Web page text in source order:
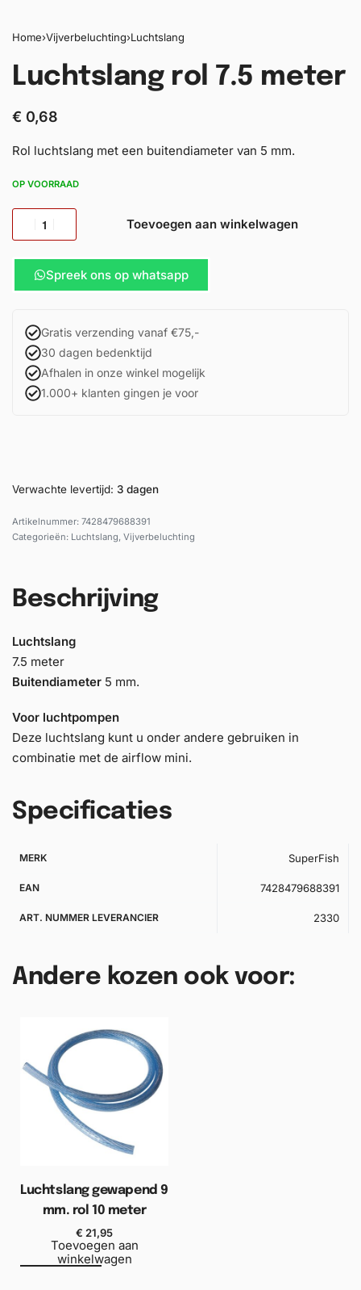
Home›Vijverbeluchting›Luchtslang
Luchtslang rol 7.5 meter
€ 0,68
Rol luchtslang met een buitendiameter van 5 mm.
OP VOORRAAD
Toevoegen aan winkelwagen
Spreek ons op whatsapp
Gratis verzending vanaf €75,-
30 dagen bedenktijd
Afhalen in onze winkel mogelijk
1.000+ klanten gingen je voor
Verwachte levertijd: 3 dagen
7428479688391
Categorieën: Luchtslang, Vijverbeluchting
Beschrijving
Luchtslang
7.5 meter
Buitendiameter 5 mm.
Voor luchtpompen
Deze luchtslang kunt u onder andere gebruiken in
combinatie met de airflow mini.
Specificaties
MERK SuperFish
EAN 7428479688391
ART. NUMMER LEVERANCIER 2330
Andere kozen ook voor:
Luchtslang gewapend 9
mm. rol 10 meter
€ 21,95
Toevoegen aan
winkelwagen